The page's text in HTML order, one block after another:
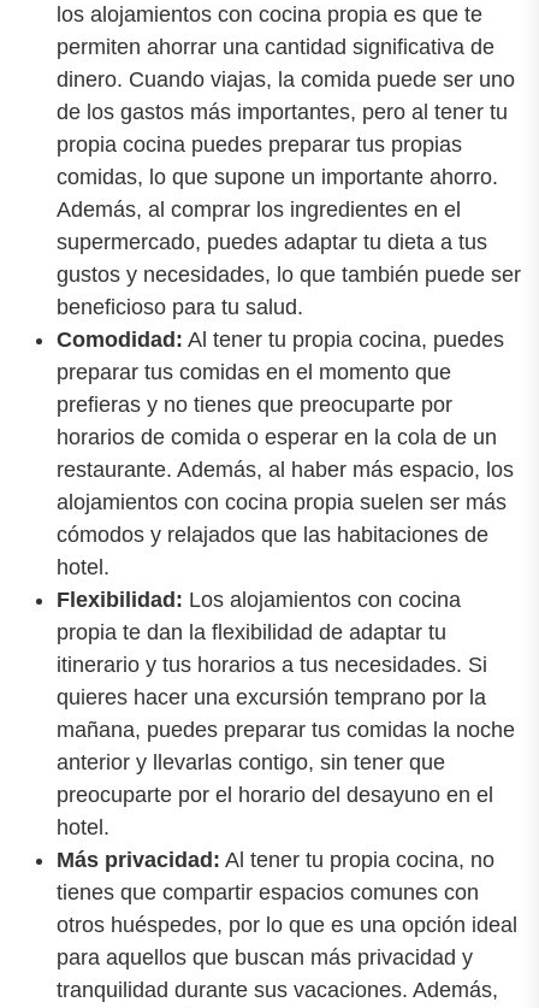
los alojamientos con cocina propia es que te
permiten ahorrar una cantidad significativa de
dinero. Cuando viajas, la comida puede ser uno
de los gastos más importantes, pero al tener tu
propia cocina puedes preparar tus propias
comidas, lo que supone un importante ahorro.
Además, al comprar los ingredientes en el
supermercado, puedes adaptar tu dieta a tus
gustos y necesidades, lo que también puede ser
beneficioso para tu salud.
Comodidad: Al tener tu propia cocina, puedes
preparar tus comidas en el momento que
prefieras y no tienes que preocuparte por
horarios de comida o esperar en la cola de un
restaurante. Además, al haber más espacio, los
alojamientos con cocina propia suelen ser más
cómodos y relajados que las habitaciones de
hotel.
Flexibilidad: Los alojamientos con cocina
propia te dan la flexibilidad de adaptar tu
itinerario y tus horarios a tus necesidades. Si
quieres hacer una excursión temprano por la
mañana, puedes preparar tus comidas la noche
anterior y llevarlas contigo, sin tener que
preocuparte por el horario del desayuno en el
hotel.
Más privacidad: Al tener tu propia cocina, no
tienes que compartir espacios comunes con
otros huéspedes, por lo que es una opción ideal
para aquellos que buscan más privacidad y
tranquilidad durante sus vacaciones. Además,